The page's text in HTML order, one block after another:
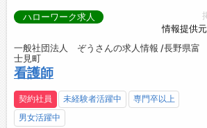
情報提供
ハローワーク求人
一般社団法人 ぞうさんの求人情報 /長野県富
士見町
看護師
契約社員 未経験者活躍中
専門卒以上
男女活躍中